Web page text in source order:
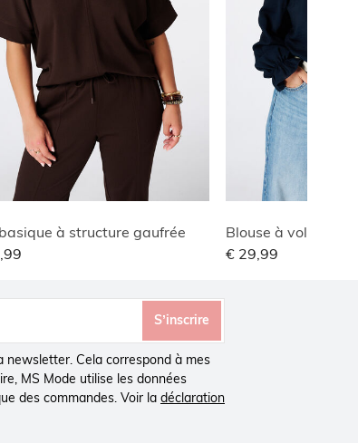
à structure gaufrée
Blouse à volants
€ 29,99
S’inscrire
newsletter. Cela correspond à mes
MS Mode utilise les données
des commandes. Voir la déclaration